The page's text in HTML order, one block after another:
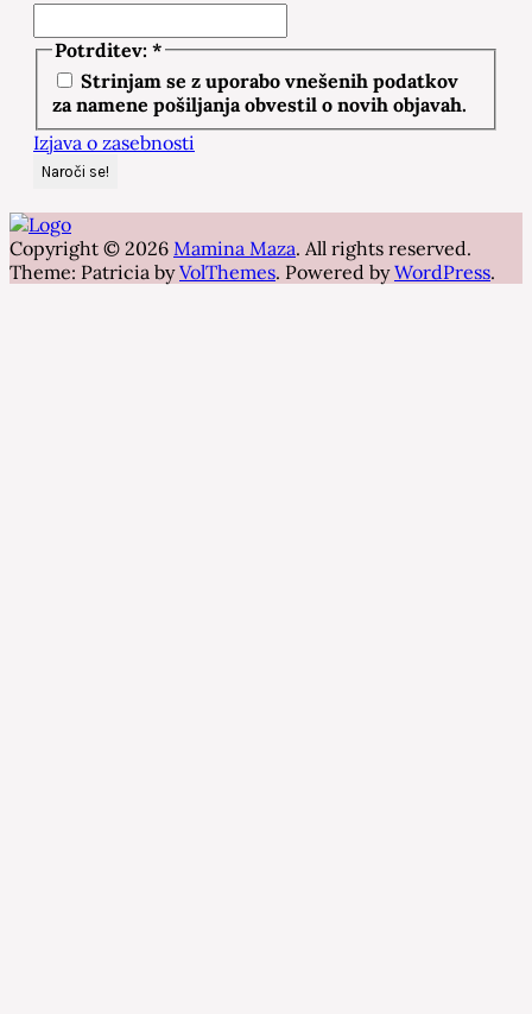
Potrditev: *
Strinjam se z uporabo vnešenih podatkov
za namene pošiljanja obvestil o novih objavah.
Izjava o zasebnosti
Copyright © 2026 Mamina Maza. All rights reserved.
Theme: Patricia byVolThemes. Powered byWordPress.